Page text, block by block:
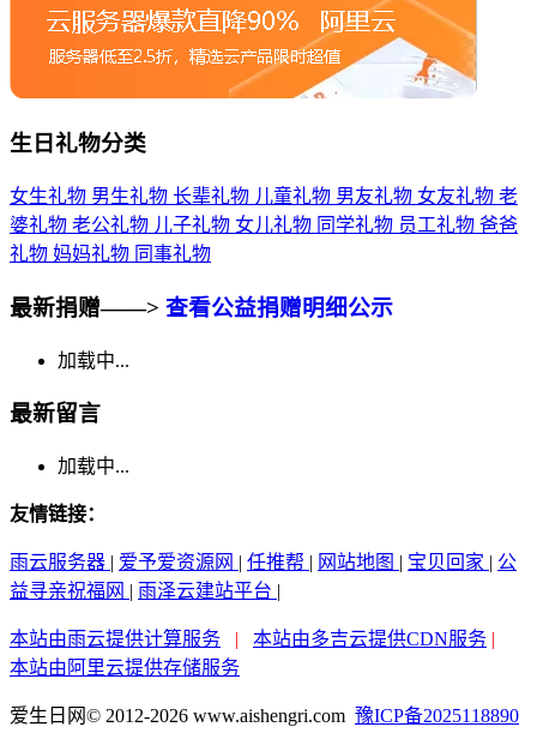
生日礼物分类
女生礼物 男生礼物 长辈礼物 儿童礼物 男友礼物 女友礼物 老
婆礼物 老公礼物 儿子礼物 女儿礼物 同学礼物 员工礼物 爸爸
礼物 妈妈礼物 同事礼物
最新捐赠——> 查看公益捐赠明细公示
加载中...
最新留言
加载中...
友情链接：
雨云服务器 | 爱予爱资源网 | 任推帮 | 网站地图 | 宝贝回家 | 公
益寻亲祝福网 | 雨泽云建站平台 |
本站由雨云提供计算服务 | 本站由多吉云提供CDN服务 |
本站由阿里云提供存储服务
爱生日网© 2012-2026 www.aishengri.com 豫ICP备2025118890